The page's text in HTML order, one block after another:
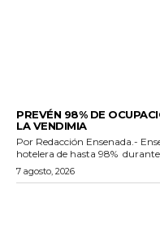
PREVÉN 98% DE
LA VENDIMIA
Por Redacción Ensenada.- Ensenada alcanzará niveles de ocupación
hotelera de hasta 98%
7 agosto, 2026